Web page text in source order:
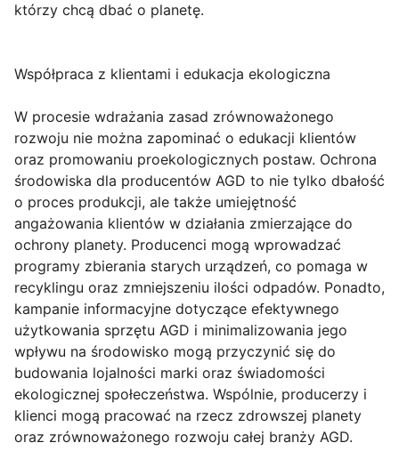
którzy chcą dbać o planetę.
Współpraca z klientami i edukacja ekologiczna
W procesie wdrażania zasad zrównoważonego
rozwoju nie można zapominać o edukacji klientów
oraz promowaniu proekologicznych postaw. Ochrona
środowiska dla producentów AGD to nie tylko dbałość
o proces produkcji, ale także umiejętność
angażowania klientów w działania zmierzające do
ochrony planety. Producenci mogą wprowadzać
programy zbierania starych urządzeń, co pomaga w
recyklingu oraz zmniejszeniu ilości odpadów. Ponadto,
kampanie informacyjne dotyczące efektywnego
użytkowania sprzętu AGD i minimalizowania jego
wpływu na środowisko mogą przyczynić się do
budowania lojalności marki oraz świadomości
ekologicznej społeczeństwa. Wspólnie, producerzy i
klienci mogą pracować na rzecz zdrowszej planety
oraz zrównoważonego rozwoju całej branży AGD.